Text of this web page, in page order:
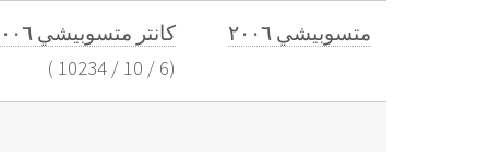
متسوبيشي ٢٠٠٦
كانتر متسوبيشي ٢٠٠٦ ممشي ٣٢٠ استماره جديد السعر ٣٢٠٠٠ريال
(
6
/
10
/
10234
)